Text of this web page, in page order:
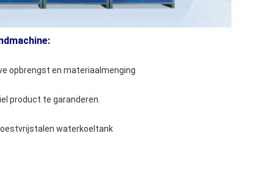
opbrengst en materiaalmenging
product te garanderen.
waterkoeltank